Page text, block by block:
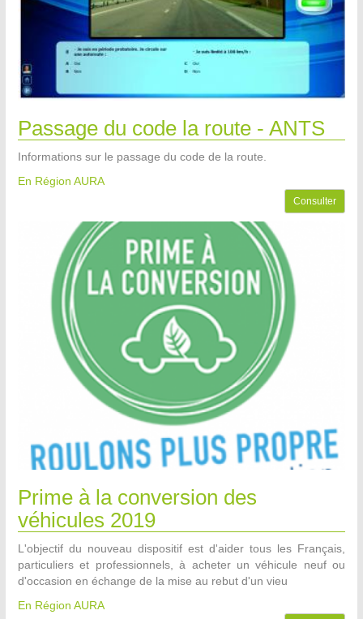
Passage du code la route - ANTS
Informations sur le passage du code de la route.
En Région AURA
Consulter
Prime à la conversion des
véhicules 2019
L'objectif du nouveau dispositif est d'aider tous les Français,
particuliers et professionnels, à acheter un véhicule neuf ou
d'occasion en échange de la mise au rebut d'un vieu
En Région AURA